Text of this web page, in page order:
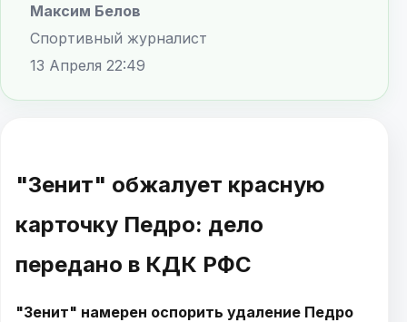
Максим Белов
Спортивный журналист
13 Апреля 22:49
"Зенит" обжалует красную
карточку Педро: дело
передано в КДК РФС
"Зенит" намерен оспорить удаление Педро